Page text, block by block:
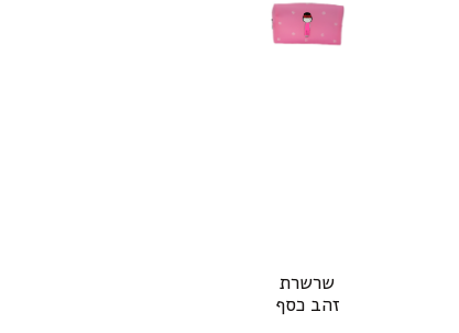
שרשרת
זהב כסף